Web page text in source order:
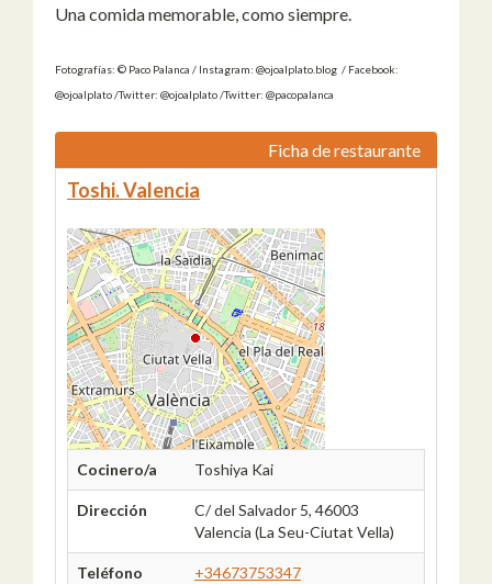
Una comida memorable, como siempre.
Fotografías: © Paco Palanca / Instagram: @ojoalplato.blog / Facebook:
@ojoalplato /Twitter: @ojoalplato /Twitter: @pacopalanca
Ficha de restaurante
Toshi. Valencia
Cocinero/a Toshiya Kai
Dirección
C/ del Salvador 5, 46003
Valencia (La Seu-Ciutat Vella)
Teléfono +34673753347